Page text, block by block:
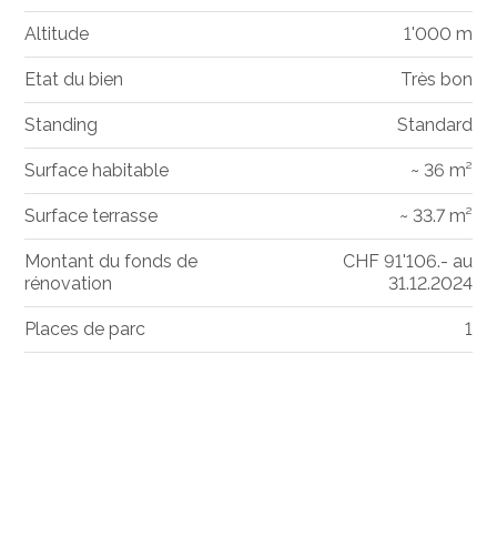
Altitude 1'000 m
Etat du bien Très bon
Standing Standard
Surface habitable ~ 36 m²
Surface terrasse ~ 33.7 m²
Montant du fonds de
rénovation
CHF 91'106.- au
31.12.2024
Places de parc 1